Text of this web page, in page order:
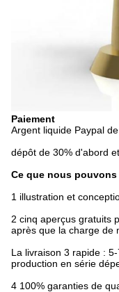
Paiement
Argent liquide Paypal
dépôt de 30% d'abord
Ce que nous
1 illustration et
2 cinq aperçus gratuits
après que la charge de
La livraison 3 rapide :
production en série
4 100% garanties de